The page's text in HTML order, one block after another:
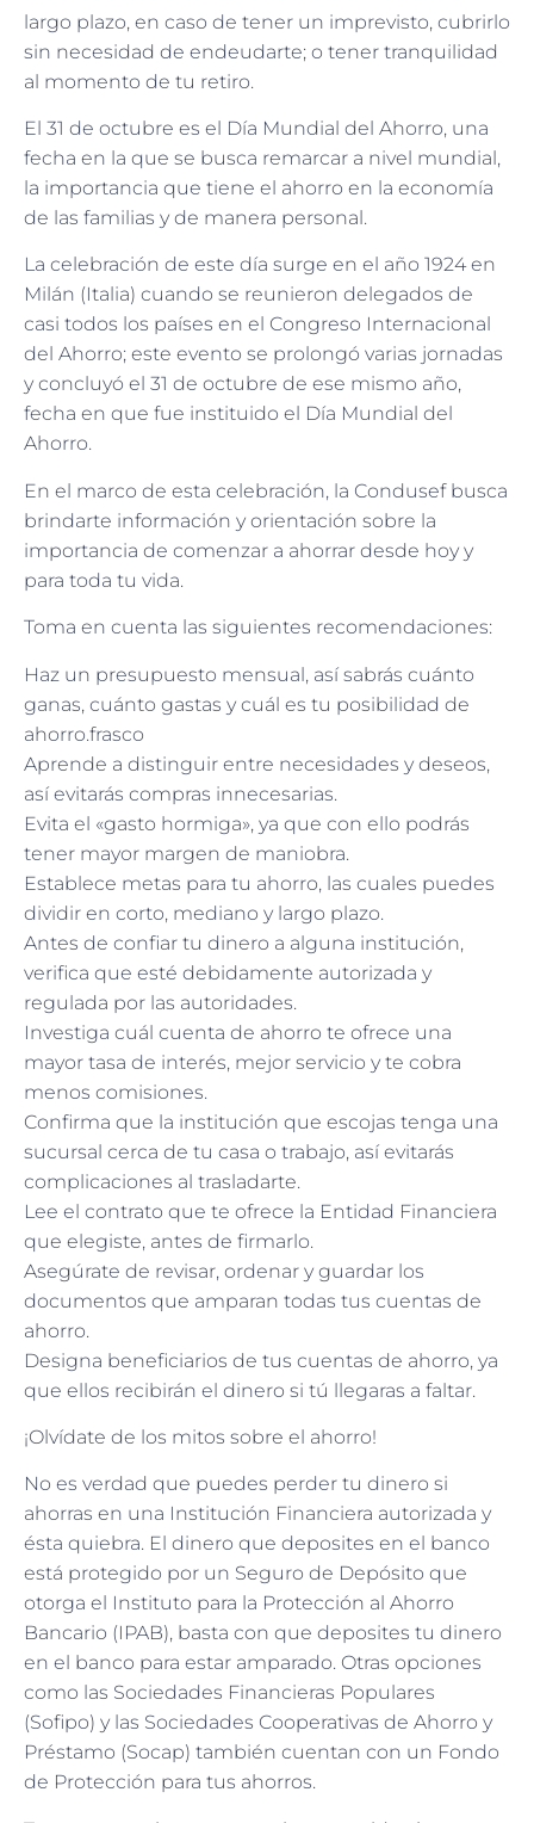
largo plazo, en caso de tener un imprevisto, cubrirlo
sin necesidad de endeudarte; o tener tranquilidad
al momento de tu retiro.
El 31 de octubre es el Día Mundial del Ahorro, una
fecha en la que se busca remarcar a nivel mundial,
la importancia que tiene el ahorro en la economía
de las familias y de manera personal.
La celebración de este día surge en el año 1924 en
Milán (Italia) cuando se reunieron delegados de
casi todos los países en el Congreso Internacional
del Ahorro; este evento se prolongó varias jornadas
y concluyó el 31 de octubre de ese mismo año,
fecha en que fue instituido el Día Mundial del
Ahorro.
En el marco de esta celebración, la Condusef busca
brindarte información y orientación sobre la
importancia de comenzar a ahorrar desde hoy y
para toda tu vida.
Toma en cuenta las siguientes recomendaciones:
Haz un presupuesto mensual, así sabrás cuánto
ganas, cuánto gastas y cuál es tu posibilidad de
ahorro.frasco
Aprende a distinguir entre necesidades y deseos,
así evitarás compras innecesarias.
Evita el «gasto hormiga», ya que con ello podrás
tener mayor margen de maniobra.
Establece metas para tu ahorro, las cuales puedes
dividir en corto, mediano y largo plazo.
Antes de confiar tu dinero a alguna institución,
verifica que esté debidamente autorizada y
regulada por las autoridades.
Investiga cuál cuenta de ahorro te ofrece una
mayor tasa de interés, mejor servicio y te cobra
menos comisiones.
Confirma que la institución que escojas tenga una
sucursal cerca de tu casa o trabajo, así evitarás
complicaciones al trasladarte.
Lee el contrato que te ofrece la Entidad Financiera
que elegiste, antes de firmarlo.
Asegúrate de revisar, ordenar y guardar los
documentos que amparan todas tus cuentas de
ahorro.
Designa beneficiarios de tus cuentas de ahorro, ya
que ellos recibirán el dinero si tú llegaras a faltar.
¡Olvídate de los mitos sobre el ahorro!
No es verdad que puedes perder tu dinero si
ahorras en una Institución Financiera autorizada y
ésta quiebra. El dinero que deposites en el banco
está protegido por un Seguro de Depósito que
otorga el Instituto para la Protección al Ahorro
Bancario (IPAB), basta con que deposites tu dinero
en el banco para estar amparado. Otras opciones
como las Sociedades Financieras Populares
(Sofipo) y las Sociedades Cooperativas de Ahorro y
Préstamo (Socap) también cuentan con un Fondo
de Protección para tus ahorros.